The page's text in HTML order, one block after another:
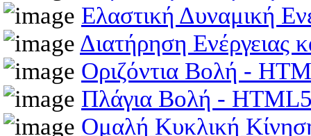
Ελαστική Δυναμική
Διατήρηση
Οριζόντια Βολή -
Πλάγια Βολή -
Ομαλή Κυκλική